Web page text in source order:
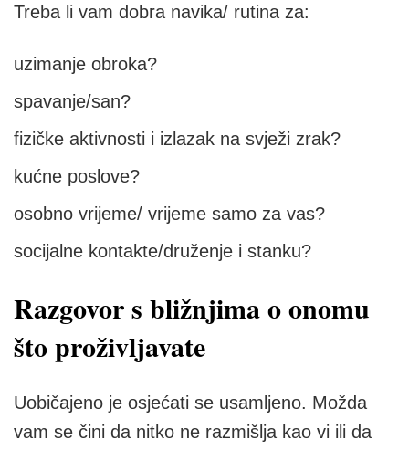
Treba li vam dobra navika/ rutina za:
uzimanje obroka?
spavanje/san?
fizičke aktivnosti i izlazak na svježi zrak?
kućne poslove?
osobno vrijeme/ vrijeme samo za vas?
socijalne kontakte/druženje i stanku?
Razgovor s bližnjima o onomu
što proživljavate
Uobičajeno je osjećati se usamljeno. Možda
vam se čini da nitko ne razmišlja kao vi ili da